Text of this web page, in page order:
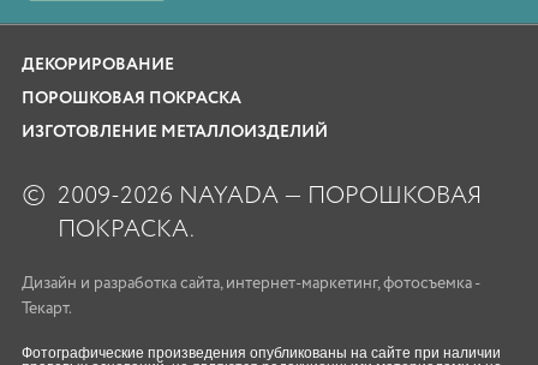
ДЕКОРИРОВАНИЕ
ПОРОШКОВАЯ ПОКРАСКА
ИЗГОТОВЛЕНИЕ МЕТАЛЛОИЗДЕЛИЙ
© 2009-2026 NAYADA — ПОРОШКОВАЯ
ПОКРАСКА.
Дизайн и разработка сайта, интернет-маркетинг,фотосъемка -
Текарт.
Фотографические произведения опубликованы на сайте при наличии